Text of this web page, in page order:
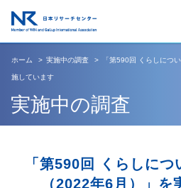
ホーム 実施中の調査 「第590回 くらしにつ
施しています
実施中の調査
「第590回 くらしにつ
（2022年6月）」を